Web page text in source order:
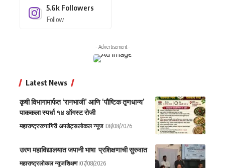
5.6k Followers
Follow
- Advertisement -
Latest News
कृषी विभागामार्फत ‘रानभाजी’ आणि ‘पौष्टिक तृणधान्य’
पाककला स्पर्धा १४ ऑगस्ट रोजी
महाराष्ट्ररत्नागिरी अपडेट्सलोकल न्यूज 08/08/2026
उरण महाविद्यालयात जपानी भाषा प्रशिक्षणाची सुरुवात
महाराष्ट्रलोकल न्यूजशिक्षण 07/08/2026